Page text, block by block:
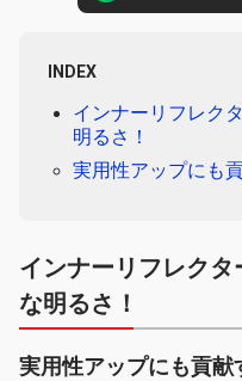
INDEX
インナーリフレク
明るさ！
実用性アップにも
インナーリフレク
な明るさ！
実用性アップにも貢